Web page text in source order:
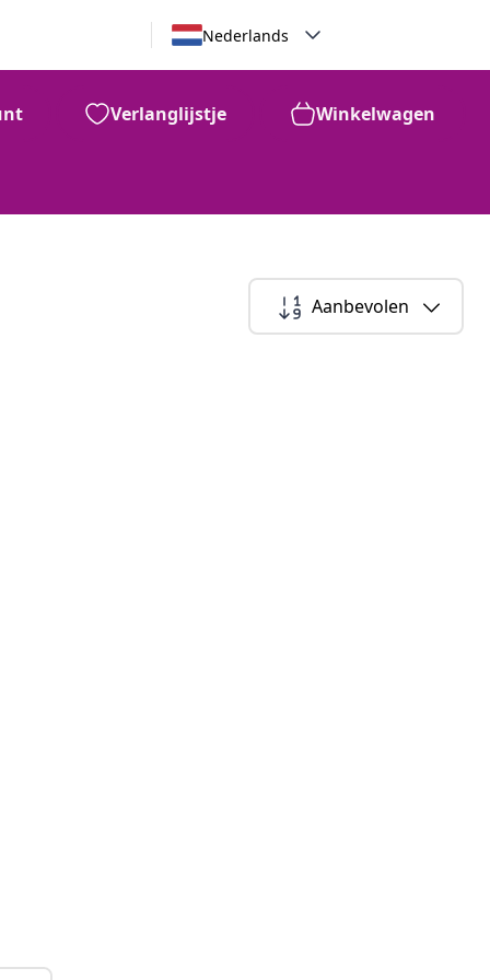
Nederlands
Verlanglijstje Winkelwagen
Aanbevolen